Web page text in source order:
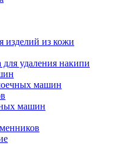
изделий из кожи
для удаления накипи
машин
машин